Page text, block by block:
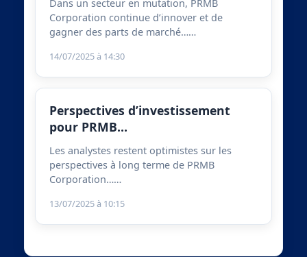
Dans un secteur en mutation, PRMB
Corporation continue d’innover et de
gagner des parts de marché……
14/07/2025 à 14:30
Perspectives d’investissement
pour PRMB…
Les analystes restent optimistes sur les
perspectives à long terme de PRMB
Corporation……
13/07/2025 à 10:15